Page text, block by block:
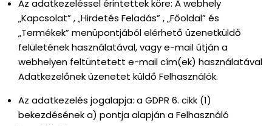
Az adatkezeléssel érintettek köre: A webhely
„Kapcsolat” , „Hirdetés Feladás” , „Főoldal” és
„Termékek” menüpontjából elérhető üzenetküldő
felületének használatával, vagy e-mail útján a
webhelyen feltüntetett e-mail cím(ek) használatával
Adatkezelőnek üzenetet küldő Felhasználók.
Az adatkezelés jogalapja: a GDPR 6. cikk (1)
bekezdésének a) pontja alapján a Felhasználó